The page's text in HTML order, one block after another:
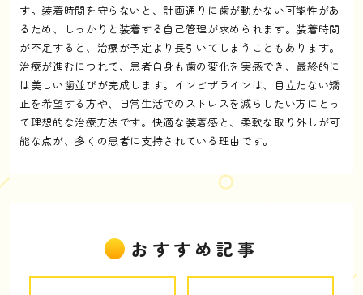
す。装着時間を守らないと、計画通りに歯が動かない可能性があ
るため、しっかりと装着する自己管理が求められます。装着時間
が不足すると、治療が予定より長引いてしまうこともあります。
治療が進むにつれて、患者自身も歯の変化を実感でき、最終的に
は美しい歯並びが完成します。インビザラインは、目立たない矯
正を希望する方や、日常生活でのストレスを減らしたい方にとっ
て理想的な治療方法です。快適な装着感と、柔軟な取り外しが可
能な点が、多くの患者に支持されている理由です。
おすすめ記事